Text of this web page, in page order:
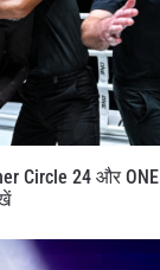
Circle 24 और